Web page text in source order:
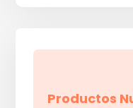
Productos